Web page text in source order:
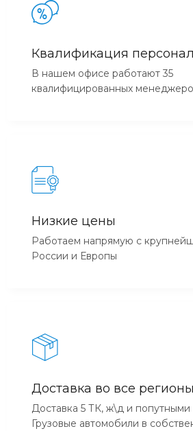
Квалификация
В нашем офисе работают 35
квалифицированных
Низкие цены
Работаем напрямую с
России и Европы
Доставка во все регионы
Доставка 5 ТК, ж\д и
Грузовые автомобили в